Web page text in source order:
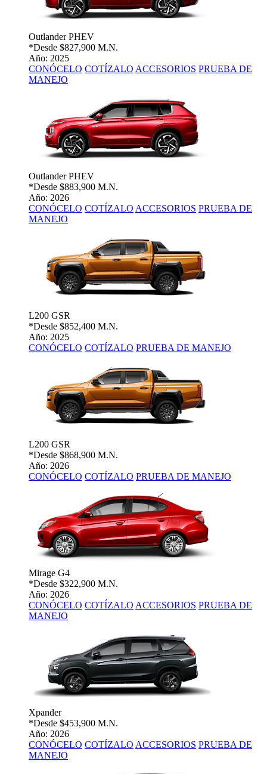
Outlander PHEV
*Desde $827,900 M.N.
Año: 2025
CONÓCELO COTÍZALO ACCESORIOS PRUEBA DE
MANEJO
Outlander PHEV
*Desde $883,900 M.N.
Año: 2026
CONÓCELO COTÍZALO ACCESORIOS PRUEBA DE
MANEJO
L200 GSR
*Desde $852,400 M.N.
Año: 2025
CONÓCELO COTÍZALO PRUEBA DE MANEJO
L200 GSR
*Desde $868,900 M.N.
Año: 2026
CONÓCELO COTÍZALO PRUEBA DE MANEJO
Mirage G4
*Desde $322,900 M.N.
Año: 2026
CONÓCELO COTÍZALO ACCESORIOS PRUEBA DE
MANEJO
Xpander
*Desde $453,900 M.N.
Año: 2026
CONÓCELO COTÍZALO ACCESORIOS PRUEBA DE
MANEJO